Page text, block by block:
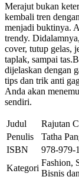
Merajut bukan
kembali tren
menjadi buktinya.
trendy.
cover, tutup gelas,
taplak, sampai
dijelaskan dengan
tips dan trik anti
Anda akan
sendiri.
Judul
Rajutan
Penulis
Tatha
ISBN
978-979-
Kategori
Fashion,
Bisnis